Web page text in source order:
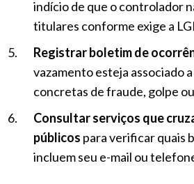
indício de que o controlador
titulares conforme exige a
Registrar boletim de
vazamento esteja associado
concretas de fraude, golpe
Consultar serviços que
públicos para verificar quais
incluem seu e-mail ou